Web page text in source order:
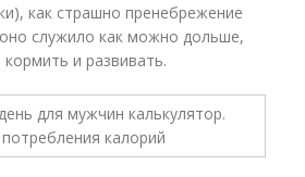
как страшно пренебрежение
служило как можно дольше,
и развивать.